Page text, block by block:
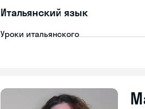
Итальянский язык
Уроки итальянского